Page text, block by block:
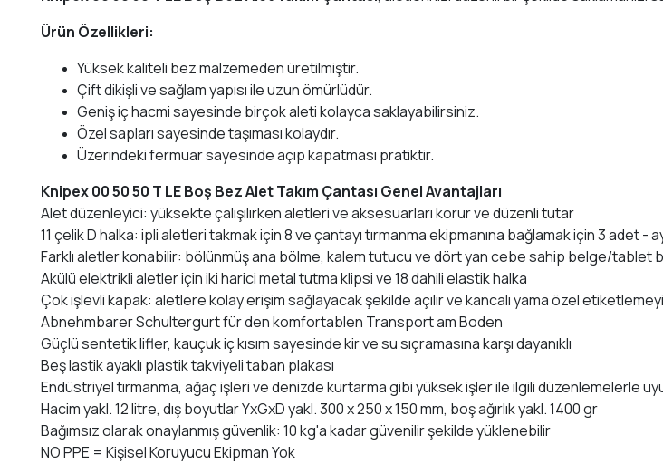
Ürün Özellikleri:
Yüksek kaliteli bez malzemeden üretilmiştir.
Çift dikişli ve sağlam yapısı ile uzun ömürlüdür.
Geniş iç hacmi sayesinde birçok aleti kolayca saklayabilirsiniz.
Özel sapları sayesinde taşıması kolaydır.
Üzerindeki fermuar sayesinde açıp kapatması pratiktir.
Knipex 00 50 50 T LE Boş Bez Alet Takım Çantası Genel Avantajları
Alet düzenleyici: yüksekte çalışılırken aletleri ve aksesuarları korur ve düzenli tutar
11 çelik D halka: ipli aletleri takmak için 8 ve çantayı tırmanma ekipmanına bağlamak için 3 adet -
Farklı aletler konabilir: bölünmüş ana bölme, kalem tutucu ve dört yan cebe sahip belge/tablet
Akülü elektrikli aletler için iki harici metal tutma klipsi ve 18 dahili elastik halka
Çok işlevli kapak: aletlere kolay erişim sağlayacak şekilde açılır ve kancalı yama özel
Abnehmbarer Schultergurt für den komfortablen Transport am Boden
Güçlü sentetik lifler, kauçuk iç kısım sayesinde kir ve su sıçramasına karşı dayanıklı
Beş lastik ayaklı plastik takviyeli taban plakası
Endüstriyel tırmanma, ağaç işleri ve denizde kurtarma gibi yüksek işler ile ilgili düzenlemelerle
Hacim yakl. 12 litre, dış boyutlar YxGxD yakl. 300 x 250 x 150 mm, boş ağırlık yakl. 1400 gr
Bağımsız olarak onaylanmış güvenlik: 10 kg'a kadar güvenilir şekilde yüklenebilir
NO PPE = Kişisel Koruyucu Ekipman Yok